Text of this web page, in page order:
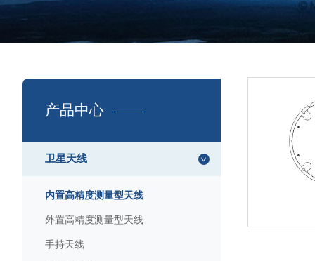
产品中心
卫星天线
内置高精度测量型天线
外置高精度测量型天线
手持天线